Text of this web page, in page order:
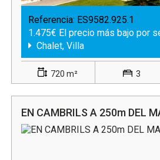
Referencia: ES9582.925.1
1.475€ El precio más bajo por
Chalet, Villa
720 m² 3
EN CAMBRILS A 250m DEL